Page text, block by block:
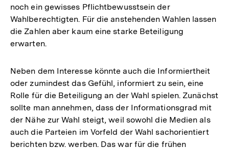
noch ein gewisses Pflichtbewusstsein der
Wahlberechtigten. Für die anstehenden Wahlen lassen
die Zahlen aber kaum eine starke Beteiligung
erwarten.
Neben dem Interesse könnte auch die Informiertheit
oder zumindest das Gefühl, informiert zu sein, eine
Rolle für die Beteiligung an der Wahl spielen. Zunächst
sollte man annehmen, dass der Informationsgrad mit
der Nähe zur Wahl steigt, weil sowohl die Medien als
auch die Parteien im Vorfeld der Wahl sachorientiert
berichten bzw. werben. Das war für die frühen